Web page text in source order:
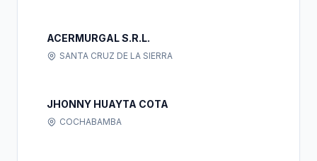
ACERMURGAL S.R.L.
SANTA CRUZ DE LA SIERRA
JHONNY HUAYTA COTA
COCHABAMBA